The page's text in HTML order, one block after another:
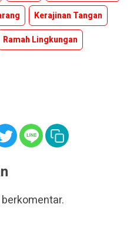
Kerajinan Tangan
Ramah Lingkungan